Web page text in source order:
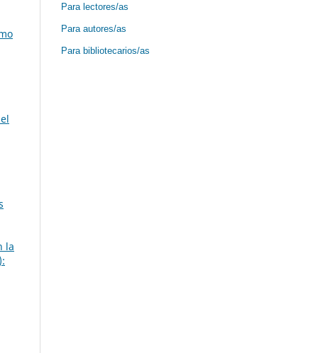
la
Para lectores/as
Para autores/as
Para bibliotecarios/as